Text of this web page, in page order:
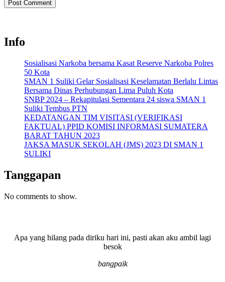
Info
Sosialisasi Narkoba bersama Kasat Reserve Narkoba Polres
50 Kota
SMAN 1 Suliki Gelar Sosialisasi Keselamatan Berlalu Lintas
Bersama Dinas Perhubungan Lima Puluh Kota
SNBP 2024 – Rekapitulasi Sementara 24 siswa SMAN 1
Suliki Tembus PTN
KEDATANGAN TIM VISITASI (VERIFIKASI
FAKTUAL) PPID KOMISI INFORMASI SUMATERA
BARAT TAHUN 2023
JAKSA MASUK SEKOLAH (JMS) 2023 DI SMAN 1
SULIKI
Tanggapan
No comments to show.
Apa yang hilang pada diriku hari ini, pasti akan aku ambil lagi
besok
bangpaik